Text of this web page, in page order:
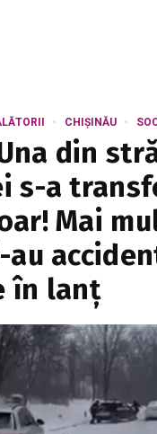
CHIȘINĂU
din
s-a
Mai
au
în lanț